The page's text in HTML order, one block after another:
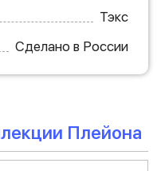
Тэкс
Сделано в России
Плейона